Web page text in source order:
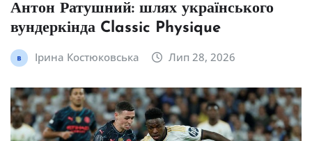
Антон Ратушний: шлях українського
вундеркінда Classic Physique
Ірина Костюковська Лип 28, 2026